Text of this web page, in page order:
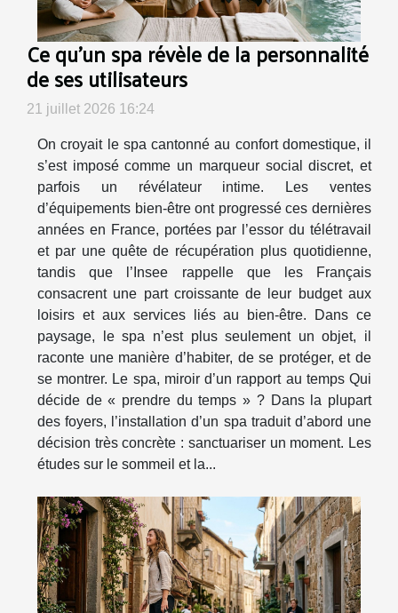
Ce qu’un spa révèle de la personnalité
de ses utilisateurs
21 juillet 2026 16:24
On croyait le spa cantonné au confort domestique, il
s’est imposé comme un marqueur social discret, et
parfois un révélateur intime. Les ventes
d’équipements bien-être ont progressé ces dernières
années en France, portées par l’essor du télétravail
et par une quête de récupération plus quotidienne,
tandis que l’Insee rappelle que les Français
consacrent une part croissante de leur budget aux
loisirs et aux services liés au bien-être. Dans ce
paysage, le spa n’est plus seulement un objet, il
raconte une manière d’habiter, de se protéger, et de
se montrer. Le spa, miroir d’un rapport au temps Qui
décide de « prendre du temps » ? Dans la plupart
des foyers, l’installation d’un spa traduit d’abord une
décision très concrète : sanctuariser un moment. Les
études sur le sommeil et la...